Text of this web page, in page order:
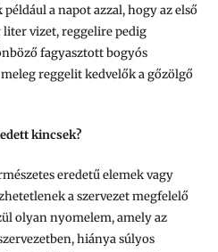
például a napot azzal, hogy az első
vizet, reggelire pedig
fagyasztott bogyós
reggelit kedvelők a gőzölgő
kincsek?
eredetű elemek vagy
a szervezet megfelelő
olyan nyomelem, amely az
hiánya súlyos